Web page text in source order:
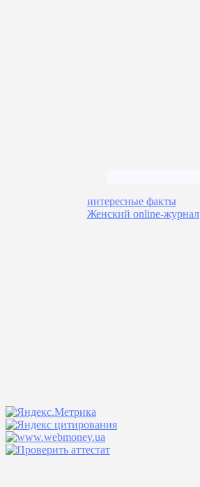
интересные факты
Женский online-журнал